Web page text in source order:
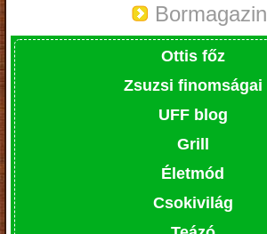
Bormagazin
Ottis főz
Zsuzsi finomságai
UFF blog
Grill
Életmód
Csokivilág